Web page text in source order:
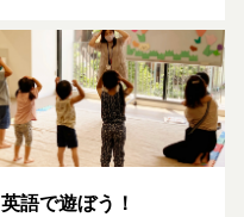
英語で遊ぼう！